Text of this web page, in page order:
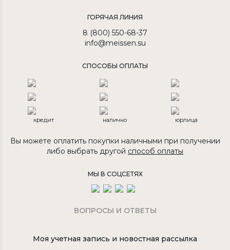
ГОРЯЧАЯ ЛИНИЯ
8 (800) 550-68-37
info@meissen.su
СПОСОБЫ ОПЛАТЫ
кредит налично юрлица
Вы можете оплатить покупки наличными при получении
либо выбрать другой способ оплаты
МЫ В СОЦСЕТЯХ
ВОПРОСЫ И ОТВЕТЫ
Моя учетная запись и новостная рассылка